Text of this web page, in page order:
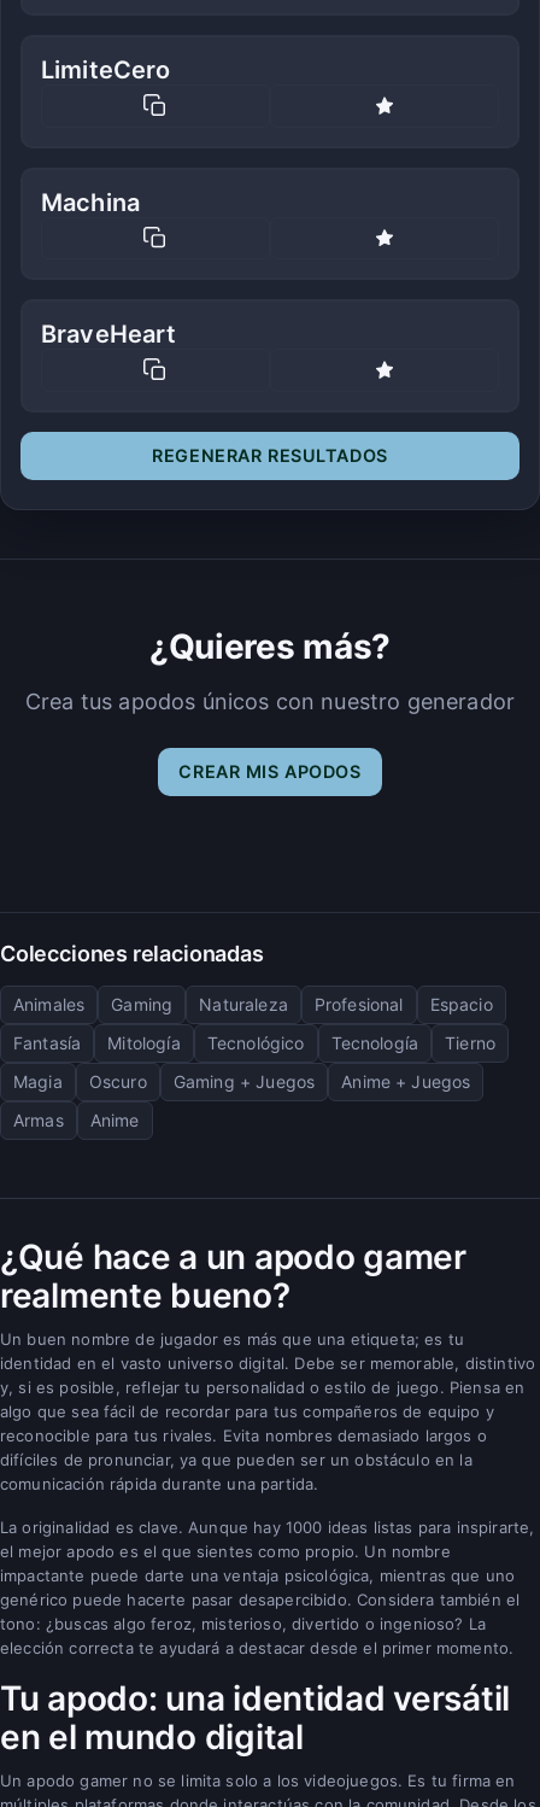
LimiteCero
Machina
BraveHeart
REGENERAR RESULTADOS
¿Quieres más?
Crea tus apodos únicos con nuestro generador
CREAR MIS APODOS
Colecciones relacionadas
Animales Gaming Naturaleza Profesional
Espacio
Fantasía
Mitología Tecnológico Tecnología
Tierno
Magia
Oscuro Gaming + Juegos
Anime + Juegos
Armas
Anime
¿Qué hace a un apodo gamer
realmente bueno?
Un buen nombre de jugador es más que una etiqueta; es tu
identidad en el vasto universo digital. Debe ser memorable, distintivo
y, si es posible, reflejar tu personalidad o estilo de juego. Piensa en
algo que sea fácil de recordar para tus compañeros de equipo y
reconocible para tus rivales. Evita nombres demasiado largos o
difíciles de pronunciar, ya que pueden ser un obstáculo en la
comunicación rápida durante una partida.
La originalidad es clave. Aunque hay 1000 ideas listas para inspirarte,
el mejor apodo es el que sientes como propio. Un nombre
impactante puede darte una ventaja psicológica, mientras que uno
genérico puede hacerte pasar desapercibido. Considera también el
tono: ¿buscas algo feroz, misterioso, divertido o ingenioso? La
elección correcta te ayudará a destacar desde el primer momento.
Tu apodo: una identidad versátil
en el mundo digital
Un apodo gamer no se limita solo a los videojuegos. Es tu firma en